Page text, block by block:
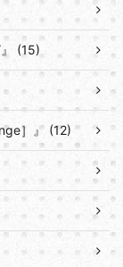
(15)
］』 (12)